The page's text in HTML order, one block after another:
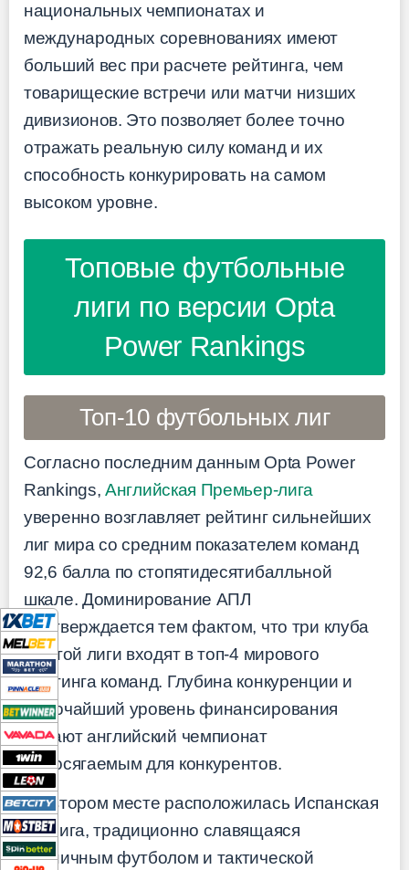
национальных чемпионатах и
международных соревнованиях имеют
больший вес при расчете рейтинга, чем
товарищеские встречи или матчи низших
дивизионов. Это позволяет более точно
отражать реальную силу команд и их
способность конкурировать на самом
высоком уровне.
Топовые футбольные
лиги по версии Opta
Power Rankings
Топ-10 футбольных лиг
Согласно последним данным Opta Power
Rankings, Английская Премьер-лига
уверенно возглавляет рейтинг сильнейших
лиг мира со средним показателем команд
92,6 балла по стопятидесятибалльной
шкале. Доминирование АПЛ
подтверждается тем фактом, что три клуба
из этой лиги входят в топ-4 мирового
рейтинга команд. Глубина конкуренции и
высочайший уровень финансирования
делают английский чемпионат
недосягаемым для конкурентов.
На втором месте расположилась Испанская
Ла Лига, традиционно славящаяся
техничным футболом и тактической